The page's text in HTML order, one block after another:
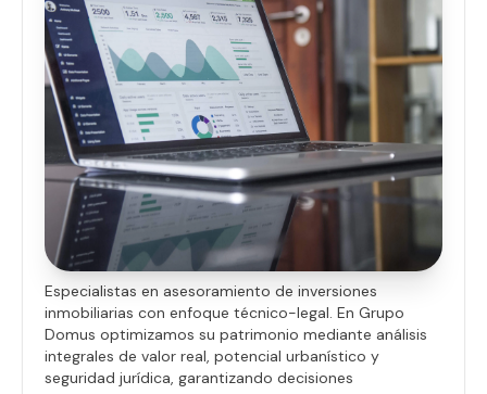
Especialistas en asesoramiento de inversiones
inmobiliarias con enfoque técnico-legal. En Grupo
Domus optimizamos su patrimonio mediante análisis
integrales de valor real, potencial urbanístico y
seguridad jurídica, garantizando decisiones